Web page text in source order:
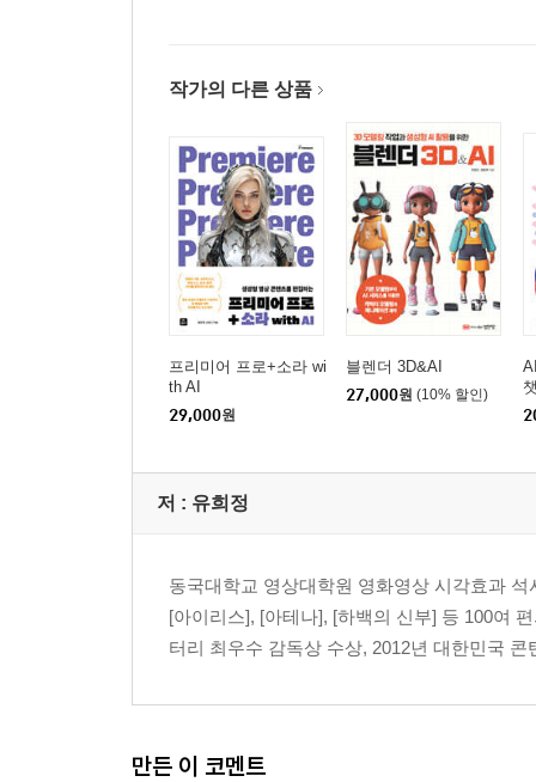
작가의 다른 상품
프리미어 프로+소라 wi
th AI
29,000원
블렌더 3D&AI
27,000원 (10% 할인)
저 : 유희정
동국대학교 영상대학원 영화영상 시각효과
[아이리스], [아테나], [하백의 신부] 등 100여
터리 최우수 감독상 수상, 2012년 대한민국
만든 이 코멘트